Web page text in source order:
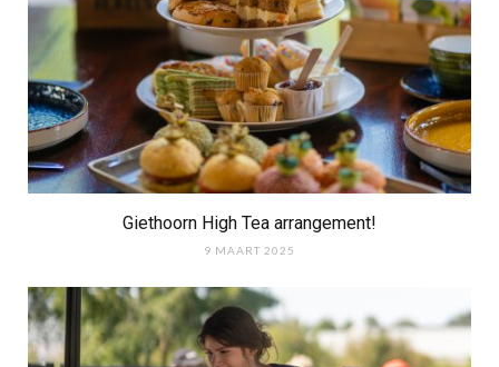
Giethoorn High Tea arrangement!
9 MAART 2025